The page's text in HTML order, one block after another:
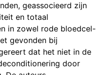
geassocieerd zijn
en totaal
in zowel rode bloedcel-
gevonden bij
dat het niet in de
door